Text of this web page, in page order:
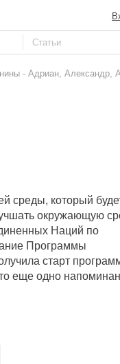
- Адриан, Александр,
среды, который
окружающую
Наций по
Программы
старт
еще одно